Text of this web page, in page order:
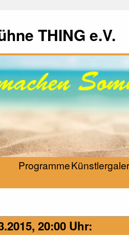
THING e.V.
Programme
20:00 Uhr: